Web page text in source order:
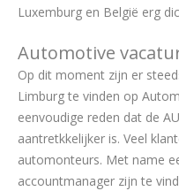
Luxemburg en België erg
Automotive
Op dit moment zijn er
Limburg te vinden op
eenvoudige reden dat de
aantretkkelijker is. Veel
automonteurs. Met name
accountmanager zijn te